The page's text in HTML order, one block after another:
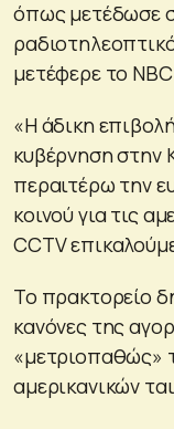
όπως μετέδωσε
μετέφερε το
«Η άδικη
κυβέρνηση στην
περαιτέρω την
κοινού για τις
CCTV
Το πρακτορείο
κανόνες της
«μετριοπαθώς»
αμερικανικών